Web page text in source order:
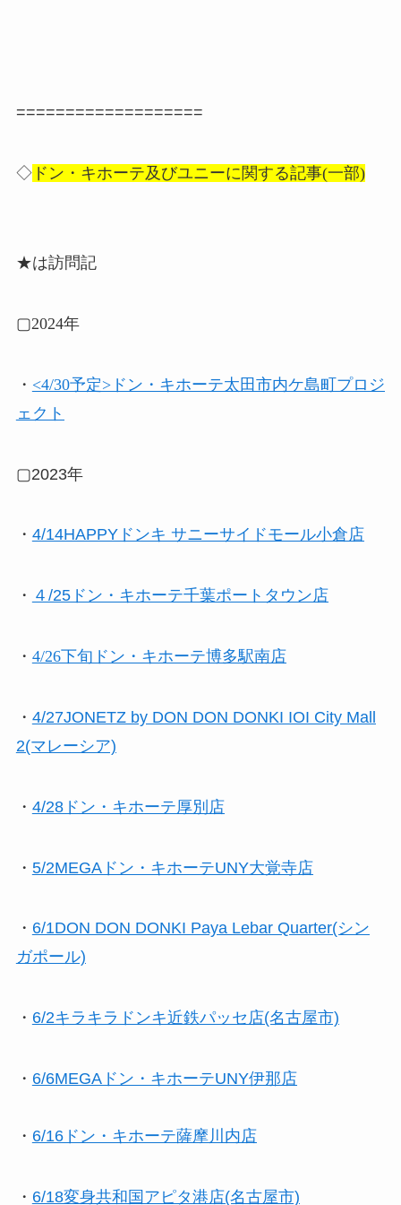
===================
◇ドン・キホーテ及びユニーに関する記事(一部)
★は訪問記
▢2024年
・ <4/30予定>ドン・キホーテ太田市内ケ島町プロジ
ェクト
▢2023年
・ 4/14HAPPYドンキ サニーサイドモール小倉店
・ ４/25ドン・キホーテ千葉ポートタウン店
・ 4/26下旬ドン・キホーテ博多駅南店
・ 4/27JONETZ by DON DON DONKI IOI City Mall
2(マレーシア)
・ 4/28ドン・キホーテ厚別店
・ 5/2MEGAドン・キホーテUNY大覚寺店
・ 6/1DON DON DONKI Paya Lebar Quarter(シン
ガポール)
・ 6/2キラキラドンキ近鉄パッセ店(名古屋市)
・ 6/6MEGAドン・キホーテUNY伊那店
・ 6/16ドン・キホーテ薩摩川内店
・ 6/18変身共和国アピタ港店(名古屋市)